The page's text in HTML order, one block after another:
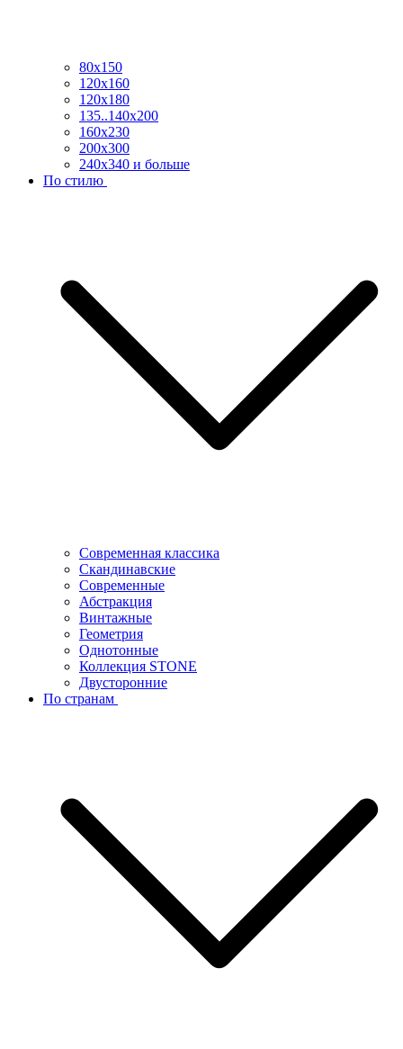
80х150
120х160
120х180
135..140х200
160х230
200х300
240х340 и больше
По стилю
Современная классика
Скандинавские
Современные
Абстракция
Винтажные
Геометрия
Однотонные
Коллекция STONE
Двусторонние
По странам